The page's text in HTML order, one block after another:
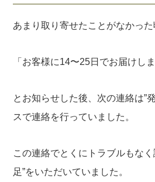
あまり取り寄せたことがなかった
「お客様に14〜25日でお届けしま
とお知らせした後、次の連絡は”
スで連絡を行っていました。
この連絡でとくにトラブルもな
足”をいただいていました。